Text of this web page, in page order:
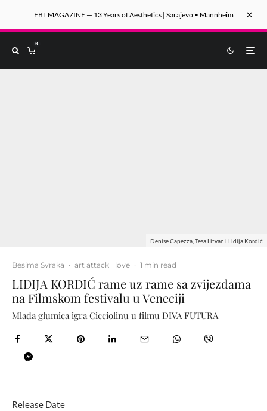
FBL MAGAZINE — 13 Years of Aesthetics | Sarajevo • Mannheim
0
Denise Capezza, Tesa Litvan i Lidija Kordić
Besima Svraka · art attack love · 1 min read
LIDIJA KORDIĆ rame uz rame sa zvijezdama
na Filmskom festivalu u Veneciji
Mlada glumica igra Cicciolinu u filmu DIVA FUTURA
Release Date